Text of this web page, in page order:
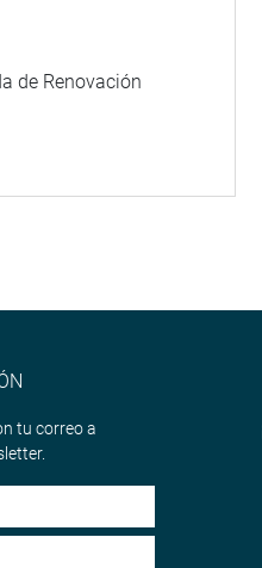
de Renovación
tu correo a